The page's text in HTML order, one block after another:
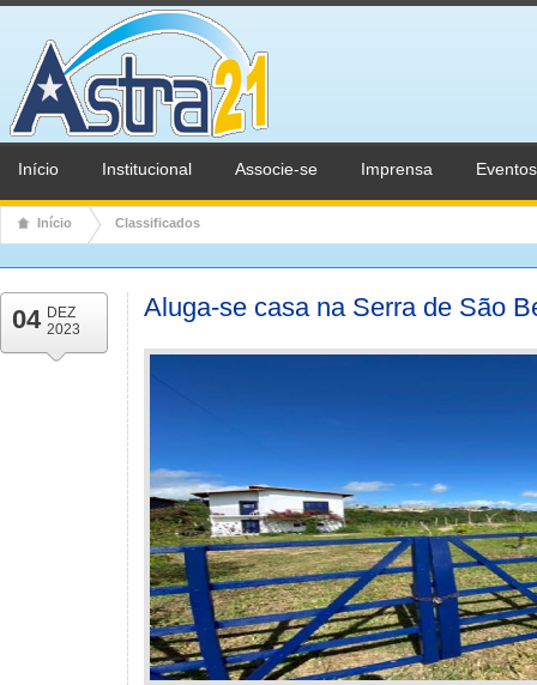
Início Institucional Associe-se Imprensa Eventos
Início Classificados
04 DEZ
2023
Aluga-se casa na Serra de São